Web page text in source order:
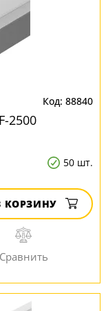
88840
2500
50 шт.
КОРЗИНУ